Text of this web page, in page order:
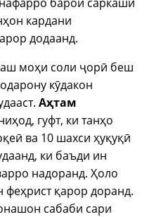
кардани
додаанд.
моҳи соли ҷорӣ беш
кӯдакон
Аҳтам
гуфт, ки танҳо
ва 10 шахси ҳуқуқӣ
ки баъди ин
надоранд. Ҳоло
қарор доранд.
сабаби сари